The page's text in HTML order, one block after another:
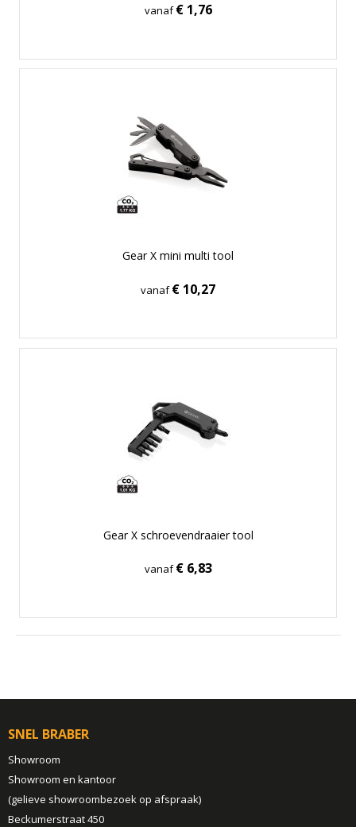
vanaf€ 1,76
Gear X mini multi tool
vanaf€ 10,27
Gear X schroevendraaier tool
vanaf€ 6,83
SNEL BRABER
Showroom
Showroom en kantoor
(gelieve showroombezoek op afspraak)
Beckumerstraat 450